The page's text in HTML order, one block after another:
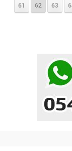
61 62 63